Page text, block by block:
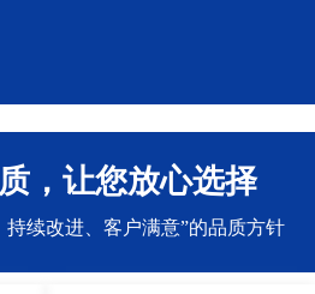
，让您放心选择
续改进、客户满意”的品质方针